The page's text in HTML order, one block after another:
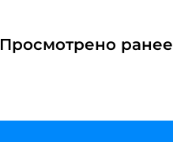
Просмотрено ранее